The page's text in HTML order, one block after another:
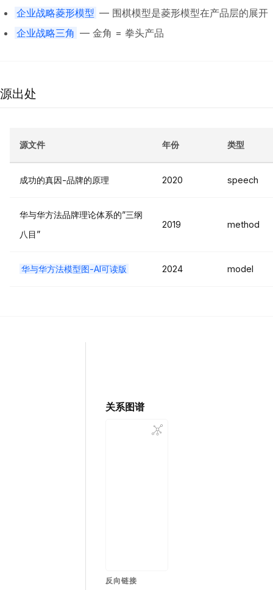
企业战略菱形模型 — 围棋模型是菱形模型在产品层的展开
企业战略三角 — 金角 = 拳头产品
源出处
源文件 年份 类型
成功的真因-品牌的原理 2020 speech
华与华方法品牌理论体系的”三纲
八目”
2019 method
华与华方法模型图-AI可读版 2024 model
关系图谱
反向链接